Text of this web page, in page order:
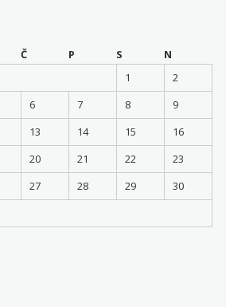
Č P S
N
1
2
6 7 8
9
13 14 15
16
20 21 22
23
27 28 29
30